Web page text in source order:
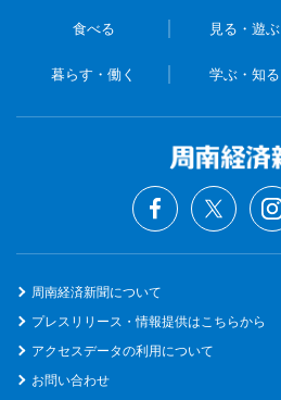
食べる 見る・遊ぶ
暮らす・働く 学ぶ・知る
周南経済新聞について
プレスリリース・情報提供はこちらから
アクセスデータの利用について
お問い合わせ